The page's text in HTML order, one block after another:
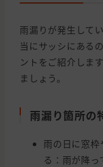
雨漏りが発生して
当にサッシにある
ントをご紹介しま
ましょう。
雨漏り箇所の
雨の日に窓
る：雨が降